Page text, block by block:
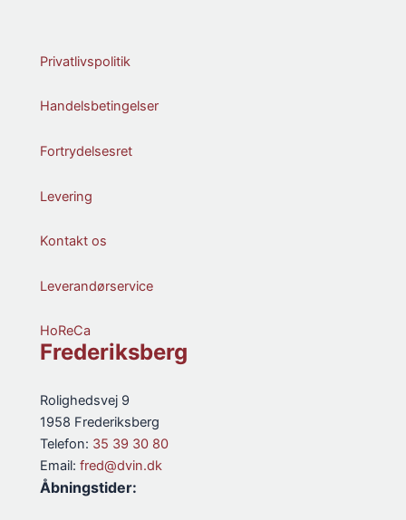
Privatlivspolitik
Handelsbetingelser
Fortrydelsesret
Levering
Kontakt os
Leverandørservice
HoReCa
Frederiksberg
Rolighedsvej 9
1958 Frederiksberg
Telefon: 35 39 30 80
Email: fred@dvin.dk
Åbningstider: